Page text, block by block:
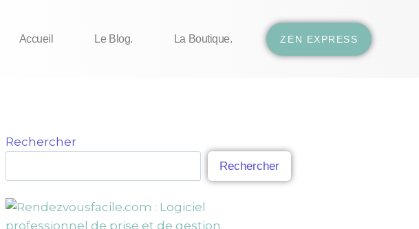
Accueil Le Blog. La Boutique. ZEN EXPRESS
Rechercher
Rechercher